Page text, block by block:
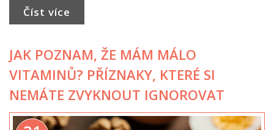
Číst více
JAK POZNAM, ŽE MÁM MÁLO
VITAMINŮ? PŘÍZNAKY, KTERÉ SI
NEMÁTE ZVYKNOUT IGNOROVAT